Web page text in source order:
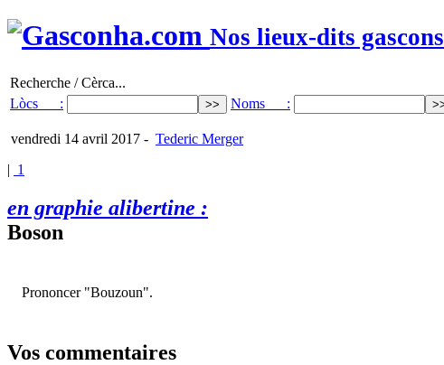
Nos lieux-dits gascons
Recherche / Cèrca...
Lòcs :
Noms :
vendredi 14 avril 2017 - Tederic Merger
| 1
en graphie alibertine :
Boson
Prononcer "Bouzoun".
Vos commentaires